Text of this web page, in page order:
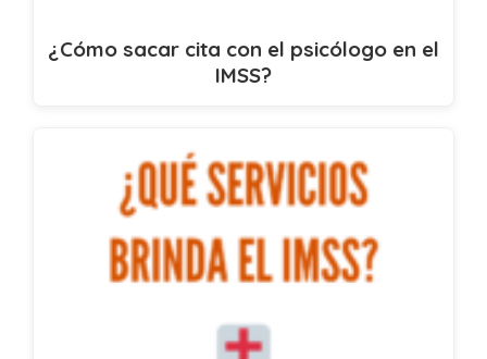
¿Cómo sacar cita con el psicólogo en el
IMSS?